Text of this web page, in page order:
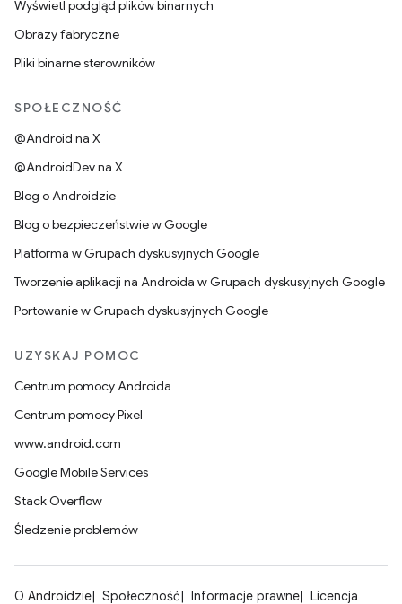
Wyświetl podgląd plików binarnych
Obrazy fabryczne
Pliki binarne sterowników
SPOŁECZNOŚĆ
@Android na X
@AndroidDev na X
Blog o Androidzie
Blog o bezpieczeństwie w Google
Platforma w Grupach dyskusyjnych Google
Tworzenie aplikacji na Androida w Grupach dyskusyjnych Google
Portowanie w Grupach dyskusyjnych Google
UZYSKAJ POMOC
Centrum pomocy Androida
Centrum pomocy Pixel
www.android.com
Google Mobile Services
Stack Overflow
Śledzenie problemów
O Androidzie Społeczność Informacje prawne Licencja